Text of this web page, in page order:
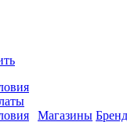
Магазины